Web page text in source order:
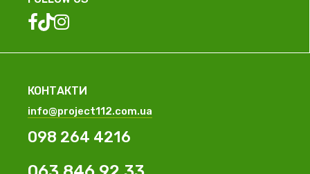
КОНТАКТИ
info@project112.com.ua
098 264 4216